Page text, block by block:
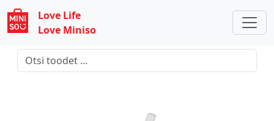
Love Life
Love Miniso